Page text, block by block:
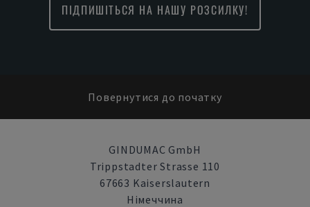
ПІДПИШІТЬСЯ НА НАШУ РОЗСИЛКУ!
Повернутися до початку
GINDUMAC GmbH
Trippstadter Strasse 110
67663 Kaiserslautern
Німеччина